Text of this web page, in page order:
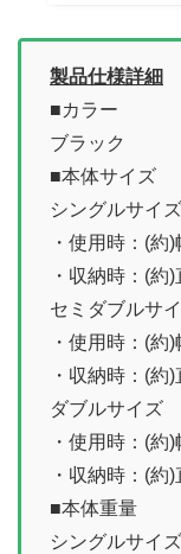
製品仕様詳細
■カラー
ブラック
■本体サイズ
シングルサイズ
・使用時：(約
・収納時：(約
セミダブルサ
・使用時：(
・収納時：(約
ダブルサイズ
・使用時：(
・収納時：(約
■本体重量
シングルサイズ